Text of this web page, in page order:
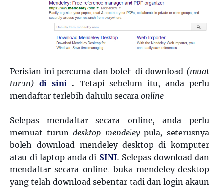
Perisian ini percuma dan boleh di download (muat
turun) di sini . Tetapi sebelum itu, anda perlu
mendaftar terlebih dahulu secara online
Selepas mendaftar secara online, anda perlu
memuat turundesktop mendeleypula,seterusnya
boleh download mendeley desktop di komputer
atau di laptop anda di SINI. Selepas download dan
mendaftar secara online, buka mendeley desktop
yang telah download sebentar tadi dan login akaun